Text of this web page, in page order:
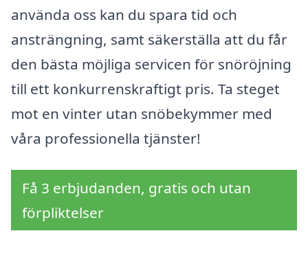
använda oss kan du spara tid och
ansträngning, samt säkerställa att du får
den bästa möjliga servicen för snöröjning
till ett konkurrenskraftigt pris. Ta steget
mot en vinter utan snöbekymmer med
våra professionella tjänster!
Få 3 erbjudanden, gratis och utan
förpliktelser